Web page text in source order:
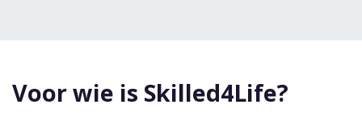
Voor wie is Skilled4Life?